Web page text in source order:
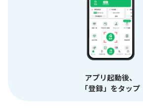
アプリ起動後、
「登録」をタップ